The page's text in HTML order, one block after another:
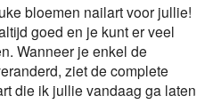
bloemen nailart voor jullie!
goed en je kunt er veel
Wanneer je enkel de
ziet de complete
die ik jullie vandaag ga laten